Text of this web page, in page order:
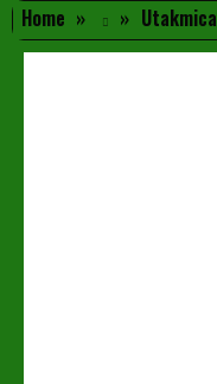
Home Utakmica